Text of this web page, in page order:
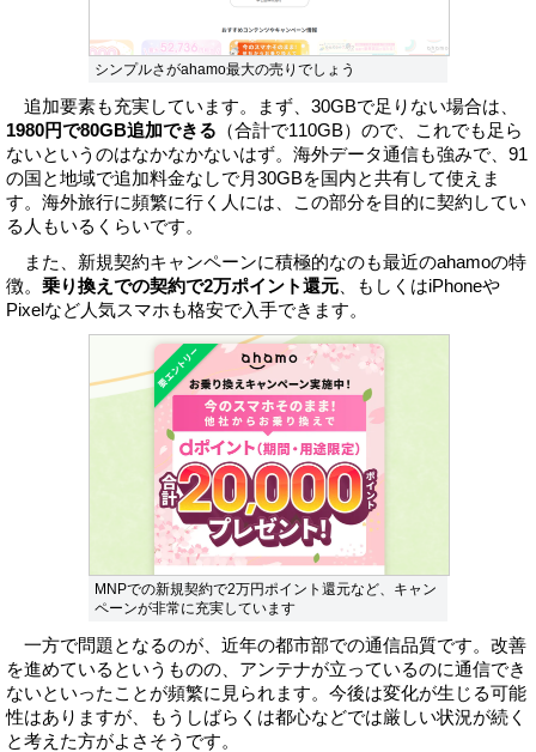
シンプルさがahamo最大の売りでしょう
追加要素も充実しています。まず、30GBで足りない場合は、
1980円で80GB追加できる （合計で110GB）ので、これでも足ら
ないというのはなかなかないはず。海外データ通信も強みで、91
の国と地域で追加料金なしで月30GBを国内と共有して使えま
す。海外旅行に頻繁に行く人には、この部分を目的に契約してい
る人もいるくらいです。
また、新規契約キャンペーンに積極的なのも最近のahamoの特
徴。 乗り換えでの契約で2万ポイント還元 、もしくはiPhoneや
Pixelなど人気スマホも格安で入手できます。
MNPでの新規契約で2万円ポイント還元など、キャン
ペーンが非常に充実しています
一方で問題となるのが、近年の都市部での通信品質です。改善
を進めているというものの、アンテナが立っているのに通信でき
ないといったことが頻繁に見られます。今後は変化が生じる可能
性はありますが、もうしばらくは都心などでは厳しい状況が続く
と考えた方がよさそうです。